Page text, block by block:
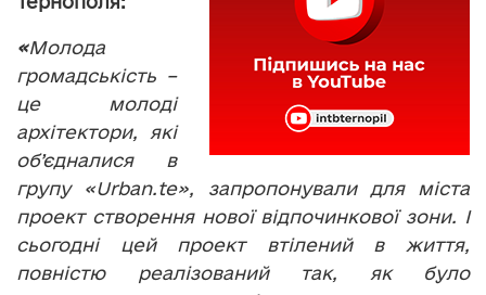
«Молода
громадськість –
це молоді
архітектори, які
об’єдналися в
групу «Urban.te», запропонували для міста
проект створення нової відпочинкової зони. І
сьогодні цей проект втілений в життя,
повністю реалізований так, як було